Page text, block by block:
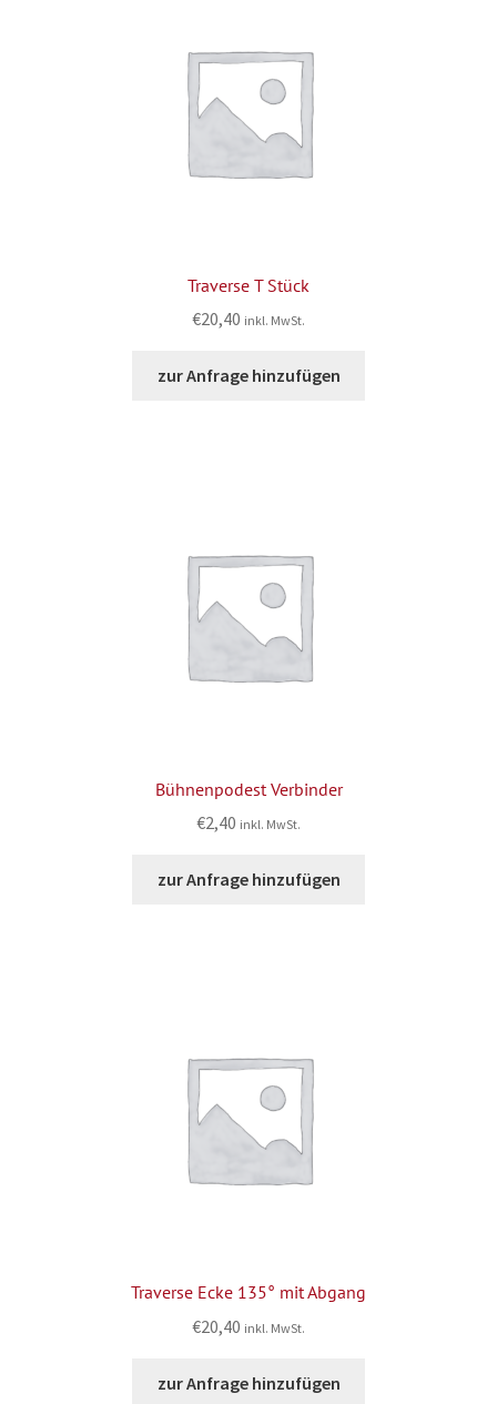
Traverse T Stück
€20,40 inkl. MwSt.
zur Anfrage hinzufügen
Bühnenpodest Verbinder
€2,40 inkl. MwSt.
zur Anfrage hinzufügen
Traverse Ecke 135° mit Abgang
€20,40 inkl. MwSt.
zur Anfrage hinzufügen